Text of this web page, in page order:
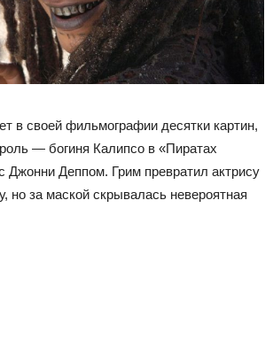
в своей фильмографии десятки картин,
— богиня Калипсо в «Пиратах
Джонни Деппом. Грим превратил актрису
но за маской скрывалась невероятная